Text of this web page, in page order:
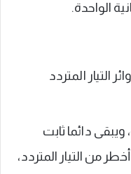
الواحدة.
التيار المتردد
ويبقى دائما ثابت
من التيار المتردد،